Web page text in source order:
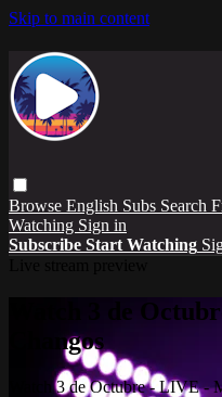
Skip to main content
Browse English Subs Search
Watching Sign in
Subscribe Start Watching
Watch 3 de
Changos
Watch 3 de Octubre - LIVE -